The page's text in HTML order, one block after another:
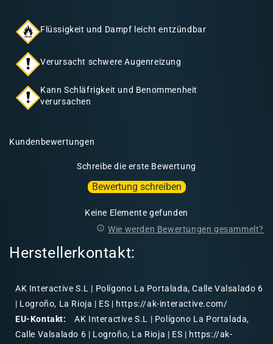
Flüssigkeit und Dampf leicht entzündbar
Verursacht schwere Augenreizung
Kann Schläfrigkeit und Benommenheit
verursachen
Kundenbewertungen
Schreibe die erste Bewertung
Bewertung schreiben
Keine Elemente gefunden
Wie werden Bewertungen gesammelt?
Herstellerkontakt:
AK Interactive S.L | Polígono La Portalada, Calle Valsalado 6
| Logroño, La Rioja | ES | https://ak-interactive.com/
EU-Kontakt:
AK Interactive S.L | Polígono La Portalada,
Calle Valsalado 6 | Logroño, La Rioja | ES | https://ak-